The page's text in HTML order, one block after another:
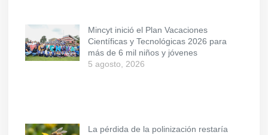
Mincyt inició el Plan Vacaciones
Científicas y Tecnológicas 2026 para
más de 6 mil niños y jóvenes
5 agosto, 2026
La pérdida de la polinización restaría